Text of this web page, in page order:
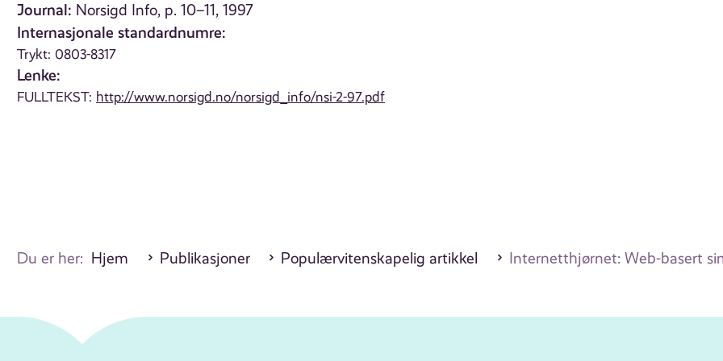
Journal: Norsigd Info, p. 10–11, 1997
Internasjonale standardnumre:
Trykt: 0803-8317
Lenke:
FULLTEKST: http://www.norsigd.no/norsigd_info/nsi-2-97.pdf
Du er her: Hjem Publikasjoner Populærvitenskapelig artikkel Internetthjørnet: Web-basert